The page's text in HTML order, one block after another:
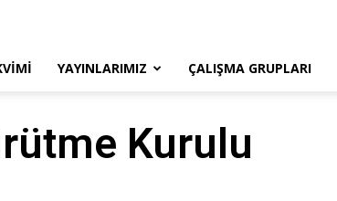
YAYINLARIMIZ ÇALIŞMA GRUPLARI
Kurulu